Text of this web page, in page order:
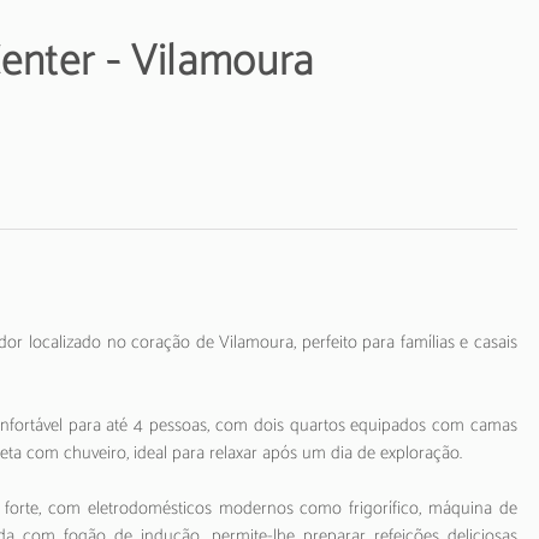
- Vilamoura
localizado no coração de Vilamoura, perfeito para famílias e casais
para até 4 pessoas, com dois quartos equipados com camas
com chuveiro, ideal para relaxar após um dia de exploração.
com eletrodomésticos modernos como frigorífico, máquina de